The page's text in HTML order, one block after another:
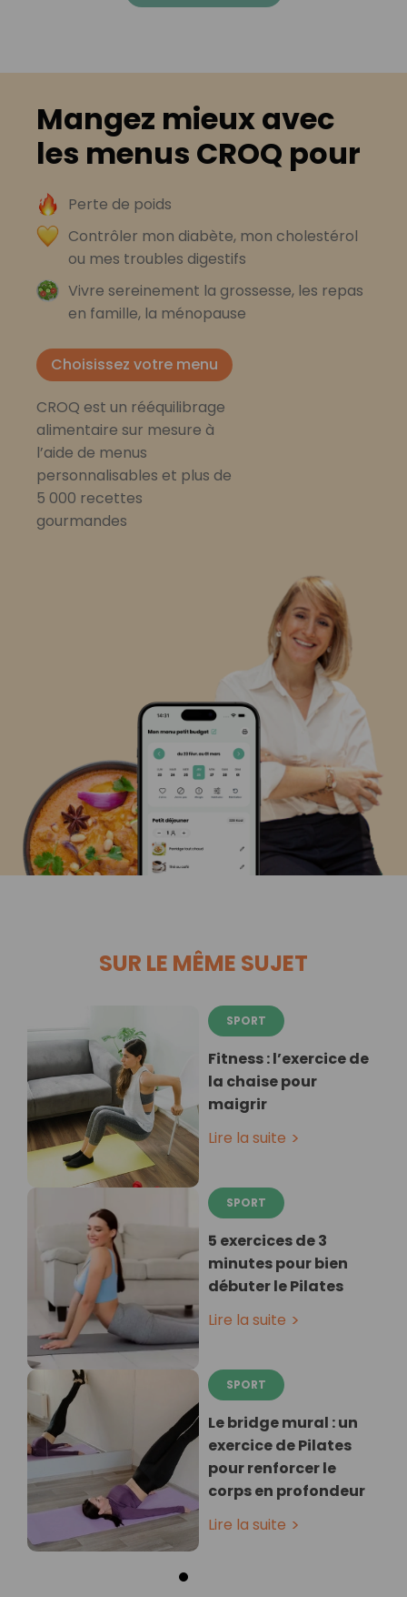
Mangez mieux avec
les menus CROQ pour
Perte de poids
Contrôler mon diabète, mon cholestérol
ou mes troubles digestifs
Vivre sereinement la grossesse, les repas
en famille, la ménopause
Choisissez votre menu
CROQ est un rééquilibrage
alimentaire sur mesure à
l’aide de menus
personnalisables et plus de
5 000 recettes
gourmandes
SUR LE MÊME SUJET
SPORT
Fitness : l’exercice de
la chaise pour
maigrir
Lire la suite
SPORT
5 exercices de 3
minutes pour bien
débuter le Pilates
Lire la suite
SPORT
Le bridge mural : un
exercice de Pilates
pour renforcer le
corps en profondeur
Lire la suite